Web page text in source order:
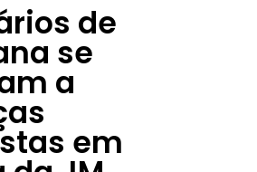
de
se
a
em